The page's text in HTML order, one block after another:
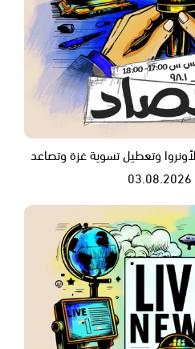
وتعطيل تسوية غزة وتصاعد